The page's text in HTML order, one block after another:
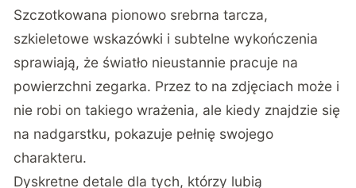
Szczotkowana pionowo srebrna tarcza,
szkieletowe wskazówki i subtelne wykończenia
sprawiają, że światło nieustannie pracuje na
powierzchni zegarka. Przez to na zdjęciach może i
nie robi on takiego wrażenia, ale kiedy znajdzie się
na nadgarstku, pokazuje pełnię swojego
charakteru.
Dyskretne detale dla tych, którzy lubią